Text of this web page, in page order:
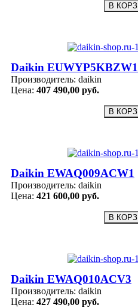
Daikin EUWYP5KBZW1
Производитель: daikin
Цена: 407 490,00 руб.
Daikin EWAQ009ACW1
Производитель: daikin
Цена: 421 600,00 руб.
Daikin EWAQ010ACV3
Производитель: daikin
Цена: 427 490,00 руб.